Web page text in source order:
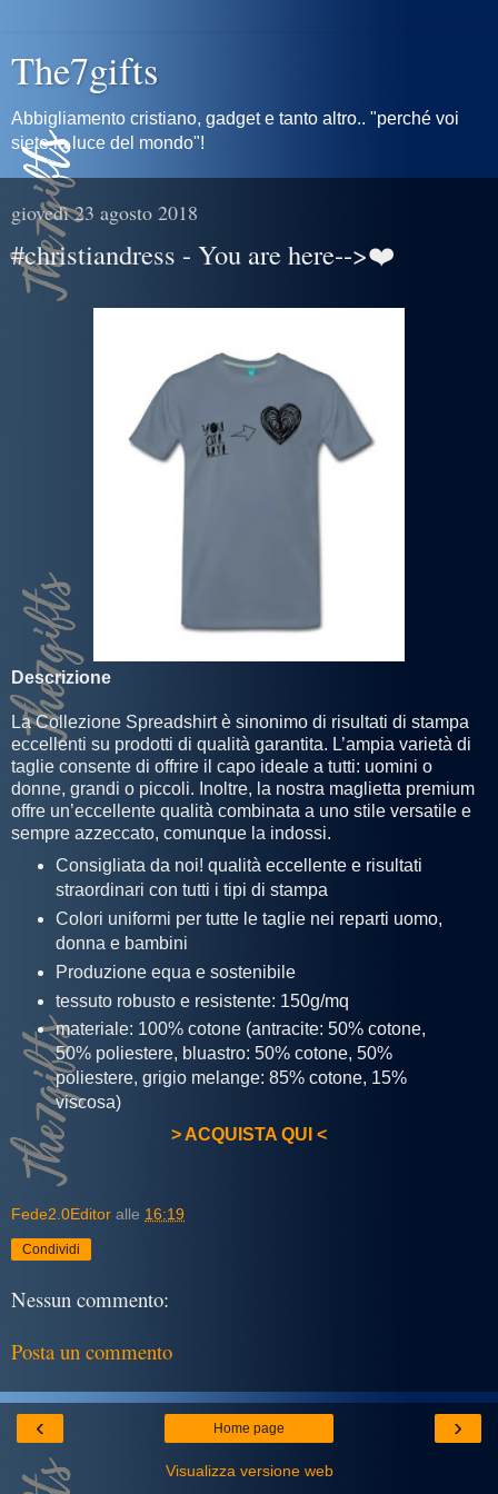
The7gifts
Abbigliamento cristiano, gadget e tanto altro.. "perché voi
siete la luce del mondo"!
giovedì 23 agosto 2018
#christiandress - You are here-->❤️
Descrizione
La Collezione Spreadshirt è sinonimo di risultati di stampa
eccellenti su prodotti di qualità garantita. L’ampia varietà di
taglie consente di offrire il capo ideale a tutti: uomini o
donne, grandi o piccoli. Inoltre, la nostra maglietta premium
offre un’eccellente qualità combinata a uno stile versatile e
sempre azzeccato, comunque la indossi.
Consigliata da noi! qualità eccellente e risultati
straordinari con tutti i tipi di stampa
Colori uniformi per tutte le taglie nei reparti uomo,
donna e bambini
Produzione equa e sostenibile
tessuto robusto e resistente: 150g/mq
materiale: 100% cotone (antracite: 50% cotone,
50% poliestere, bluastro: 50% cotone, 50%
poliestere, grigio melange: 85% cotone, 15%
viscosa)
> ACQUISTA QUI <
Fede2.0Editor alle 16:19
Condividi
Nessun commento:
Posta un commento
‹ ›
Home page
Visualizza versione web